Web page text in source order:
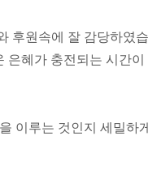
후원속에 잘 감당하였
혜가 충전되는 시간
이루는 것인지 세밀하